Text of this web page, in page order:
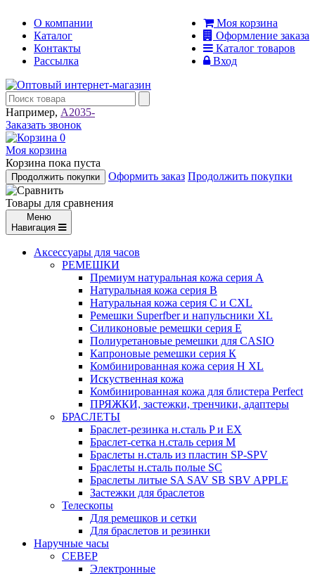
О компании
Каталог
Контакты
Рассылка
Моя корзина
Оформление заказа
Каталог товаров
Вход
Например, A2035-
Заказать звонок
0
Моя корзина
Корзина пока пуста
Продолжить покупки Оформить заказ Продолжить покупки
Товары для сравнения
Меню
Навигация
Аксессуары для часов
РЕМЕШКИ
Премиум натуральная кожа серия А
Натуральная кожа серия В
Натуральная кожа серия С и CXL
Ремешки Superfber и напульсники XL
Силиконовые ремешки серия E
Полиуретановые ремешки для CASIO
Капроновые ремешки серия К
Комбинированная кожа серия H XL
Искуственная кожа
Комбинированная кожа для блистера Perfect
ПРЯЖКИ, застежки, тренчики, адаптеры
БРАСЛЕТЫ
Браслет-резинка н.сталь P и EX
Браслет-сетка н.сталь серия M
Браслеты н.сталь из пластин SP-SPV
Браслеты н.сталь полые SC
Браслеты литые SA SAV SB SBV APPLE
Застежки для браслетов
Телескопы
Для ремешков и сетки
Для браслетов и резинки
Наручные часы
СЕВЕР
Электронные